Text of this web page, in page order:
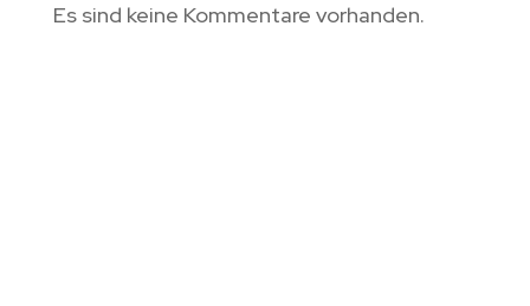
Es sind keine Kommentare vorhanden.